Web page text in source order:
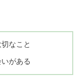
なこと
がある